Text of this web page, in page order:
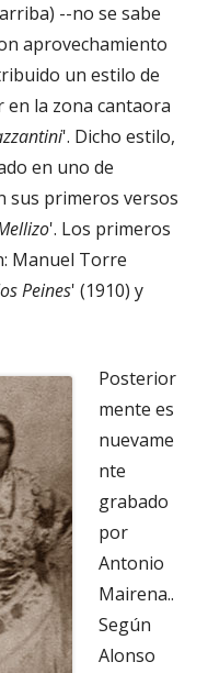
--no se sabe
aprovechamiento
un estilo de
en la zona cantaora
'. Dicho estilo,
en uno de
sus primeros versos
'. Los primeros
Manuel Torre
Peines' (1910) y
Posterior
mente es
nuevame
nte
grabado
por
Antonio
Mairena..
Según
Alonso